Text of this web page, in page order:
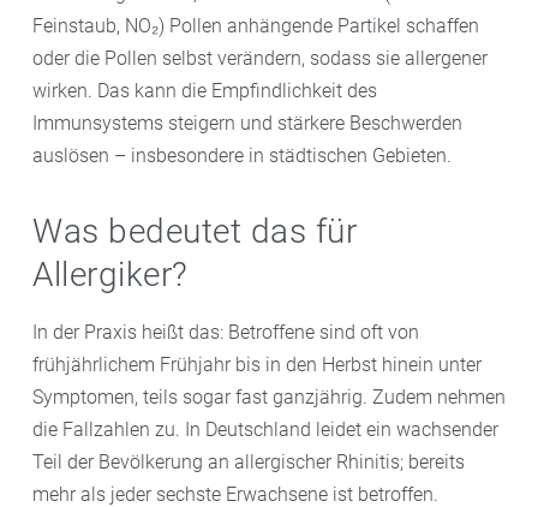
Feinstaub, NO₂) Pollen anhängende Partikel schaffen
oder die Pollen selbst verändern, sodass sie allergener
wirken. Das kann die Empfindlichkeit des
Immunsystems steigern und stärkere Beschwerden
auslösen – insbesondere in städtischen Gebieten.
Was bedeutet das für
Allergiker?
In der Praxis heißt das: Betroffene sind oft von
frühjährlichem Frühjahr bis in den Herbst hinein unter
Symptomen, teils sogar fast ganzjährig. Zudem nehmen
die Fallzahlen zu. In Deutschland leidet ein wachsender
Teil der Bevölkerung an allergischer Rhinitis; bereits
mehr als jeder sechste Erwachsene ist betroffen.